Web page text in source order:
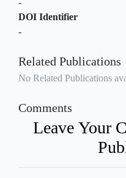
-
DOI Identifier
-
Related Publications
No Related Publications
Comments
Leave Your